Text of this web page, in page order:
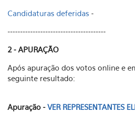
Candidaturas deferidas -
---------------------------------------
2 - APURAÇÃO
Após apuração dos votos online e
seguinte resultado:
Apuração - VER REPRESENTANTES